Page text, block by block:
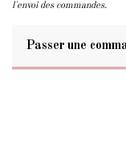
l'envoi des commandes.
Passer une